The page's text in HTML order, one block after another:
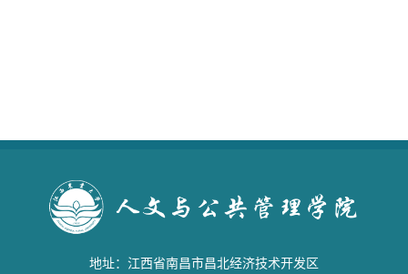
地址：江西省南昌市昌北经济技术开发区